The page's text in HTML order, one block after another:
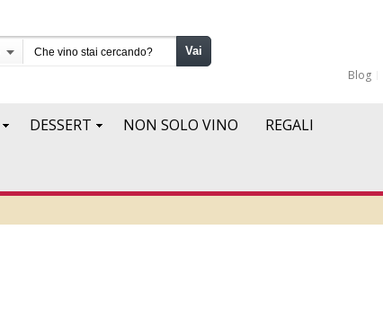
Vai
Blog
DESSERT NON SOLO VINO REGALI